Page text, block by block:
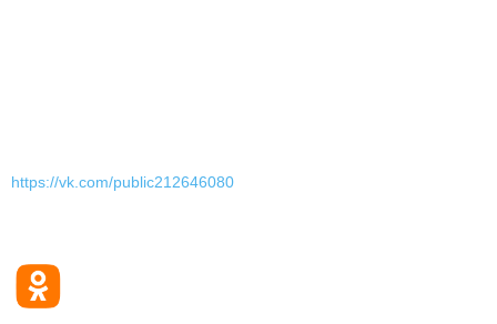
https://vk.com/public212646080